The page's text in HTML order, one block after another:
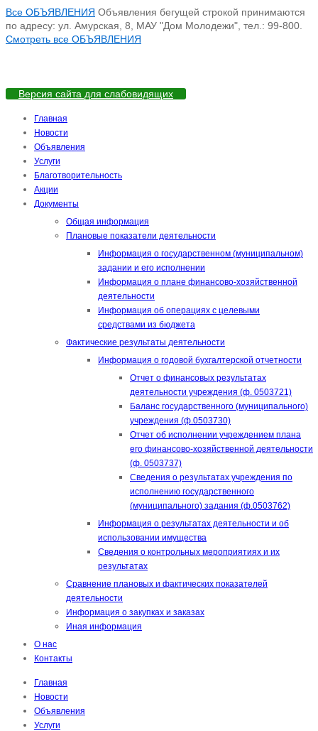
Все ОБЪЯВЛЕНИЯ Объявления бегущей строкой принимаются
по адресу: ул. Амурская, 8, МАУ "Дом Молодежи", тел.: 99-800.
Смотреть все ОБЪЯВЛЕНИЯ
Версия сайта для слабовидящих
Главная
Новости
Объявления
Услуги
Благотворительность
Акции
Документы
Общая информация
Плановые показатели деятельности
Информация о государственном (муниципальном)
задании и его исполнении
Информация о плане финансово-хозяйственной
деятельности
Информация об операциях с целевыми
средствами из бюджета
Фактические результаты деятельности
Информация о годовой бухгалтерской отчетности
Отчет о финансовых результатах
деятельности учреждения (ф. 0503721)
Баланс государственного (муниципального)
учреждения (ф.0503730)
Отчет об исполнении учреждением плана
его финансово-хозяйственной деятельности
(ф. 0503737)
Сведения о результатах учреждения по
исполнению государственного
(муниципального) задания (ф.0503762)
Информация о результатах деятельности и об
использовании имущества
Сведения о контрольных мероприятиях и их
результатах
Сравнение плановых и фактических показателей
деятельности
Информация о закупках и заказах
Иная информация
О нас
Контакты
Главная
Новости
Объявления
Услуги